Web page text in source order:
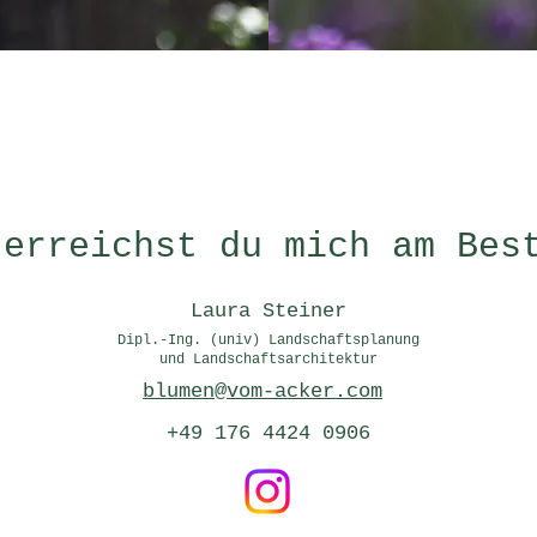
du mich am
Laura Steiner
Dipl.-Ing. (univ) Landschaftsplanung
und Landschaftsarchitektur
blumen@vom-acker.com
+49 176 4424 0906